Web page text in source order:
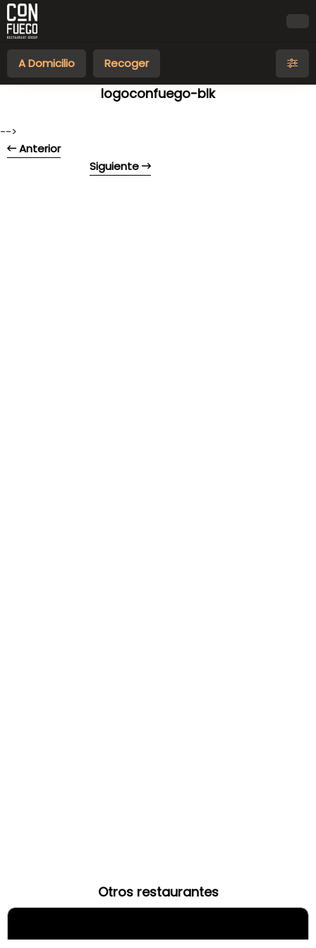
A Domicilio Recoger
logoconfuego-blk
-->
Anterior
Siguiente
Otros restaurantes